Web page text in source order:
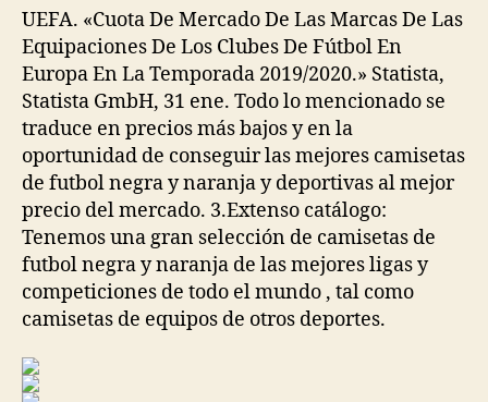
entrada
entrada
UEFA. «Cuota De Mercado De Las Marcas De Las
Equipaciones De Los Clubes De Fútbol En
Europa En La Temporada 2019/2020.» Statista,
Statista GmbH, 31 ene. Todo lo mencionado se
traduce en precios más bajos y en la
oportunidad de conseguir las mejores camisetas
de futbol negra y naranja y deportivas al mejor
precio del mercado. 3.Extenso catálogo:
Tenemos una gran selección de camisetas de
futbol negra y naranja de las mejores ligas y
competiciones de todo el mundo , tal como
camisetas de equipos de otros deportes.